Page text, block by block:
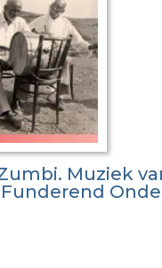
Muziek
Funderend